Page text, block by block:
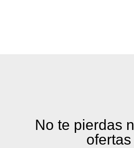
No te pierdas
ofertas